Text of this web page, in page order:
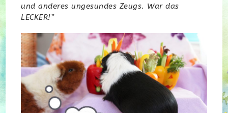
und anderes ungesundes Zeugs. War das
LECKER!”